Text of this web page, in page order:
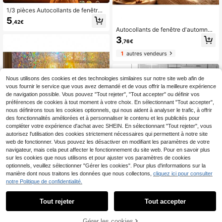
1/3 pièces Autocollants de fenêtre
amusants et mignons d'animaux de
la forêt d'automne empilables, auto
maison, la cuisine, les fenêtres de la
chambre et les décorations de fête
de Thanksgiving.
5 ,42€
1 rouleau de film statique pour fenêt
re en PVC coloré auto-adhésif pour
e sol, imperméable, résistant à l'hu
midité, résistant aux UV, convient p
our la décoration de la maison du sa
4
Autocollants de fenêtre d'automne,
autocollants de fenêtre silhouette d
e balançoire de feuille d'érable d'au
tomne, décalcomanies statiques am
ovibles avec papillons, convient po
ur Thanksgiving, Halloween, décor
ation de verre de maison, décoratio
n d'automne esthétique
3 ,76€
1autres vendeurs
1 pièce Film décoratif à motif géom
étrique, autocollant en verre dépoli
1
Nous utilisons des cookies et des technologies similaires sur notre site web afin de
vous fournir le service que vous avez demandé et de vous offrir la meilleure expérience
de navigation possible. Vous pouvez "Tout rejeter", "Tout accepter" ou définir vos
préférences de cookies à tout moment à votre choix. En sélectionnant "Tout accepter",
nous définirons tous les cookies optionnels, qui nous aident à analyser le trafic, à offrir
des fonctionnalités améliorées et à personnaliser le contenu et les publicités pour
compléter votre expérience d'achat avec SHEIN. En sélectionnant "Tout rejeter", vous
autorisez l'utilisation des cookies strictement nécessaires qui permettent à notre site
web de fonctionner. Vous pouvez les désactiver en modifiant les paramètres de votre
navigateur, mais cela peut affecter le fonctionnement du site web. Pour en savoir plus
sur les cookies que nous utilisons et pour ajuster vos paramètres de cookies
optionnels, veuillez sélectionner "Gérer les cookies". Pour plus d'informations sur la
manière dont nous traitons les données que nous collectons, cliquez ici pour consulter
notre Politique de confidentialité.
Tout rejeter Tout accepter